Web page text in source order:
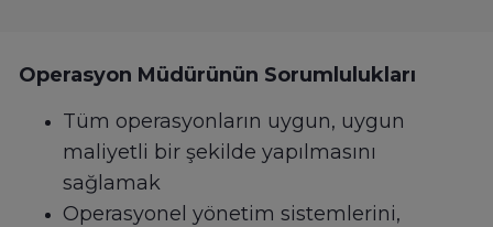
Operasyon Müdürünün Sorumlulukları
Tüm operasyonların uygun, uygun
maliyetli bir şekilde yapılmasını
sağlamak
Operasyonel yönetim sistemlerini,